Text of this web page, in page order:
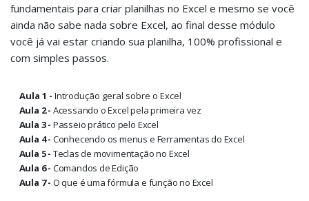
fundamentais para criar planilhas no Excel e mesmo se você
ainda não sabe nada sobre Excel, ao final desse módulo
você já vai estar criando sua planilha, 100% profissional e
com simples passos.
Aula 1 - Introdução geral sobre o Excel
Aula 2 - Acessando o Excel pela primeira vez
Aula 3 - Passeio prático pelo Excel
Aula 4 - Conhecendo os menus e Ferramentas do Excel
Aula 5 - Teclas de movimentação no Excel
Aula 6 - Comandos de Edição
Aula 7 - O que é uma fórmula e função no Excel